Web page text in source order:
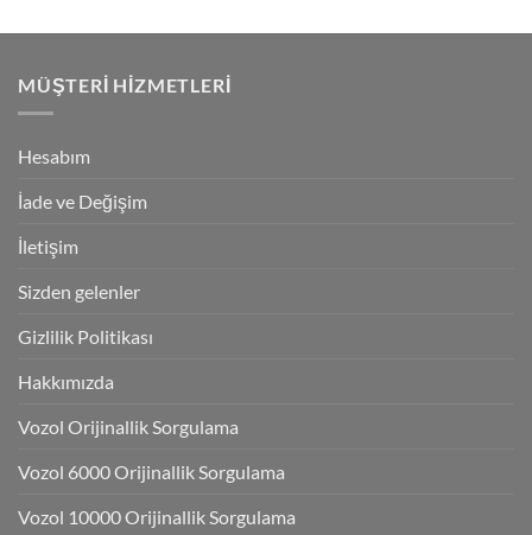
MÜŞTERI HIZMETLERI
Hesabım
İade ve Değişim
İletişim
Sizden gelenler
Gizlilik Politikası
Hakkımızda
Vozol Orijinallik Sorgulama
Vozol 6000 Orijinallik Sorgulama
Vozol 10000 Orijinallik Sorgulama